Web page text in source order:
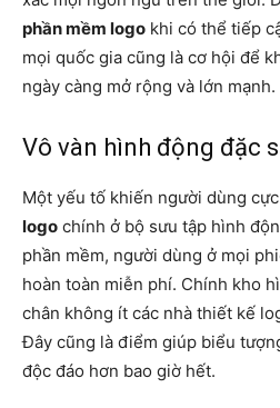
phần mềm logo khi có thể tiếp
mọi quốc gia cũng là cơ hội để
ngày càng mở rộng và lớn mạnh.
Vô vàn hình động đặc
Một yếu tố khiến người dùng
logo chính ở bộ sưu tập hình
phần mềm, người dùng ở mọi
hoàn toàn miễn phí. Chính kho
chân không ít các nhà thiết kế
Đây cũng là điểm giúp biểu
độc đáo hơn bao giờ hết.